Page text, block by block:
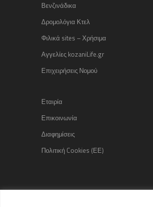
Βενζινάδικα
Δρομολόγια Κτελ
Φιλικά sites – Χρήσιμα
Αγγελίες kozaniLife.gr
Επιχειρήσεις Νομού
Εταιρία
Επικοινωνία
Διαφημίσεις
Πολιτική Cookies (ΕΕ)